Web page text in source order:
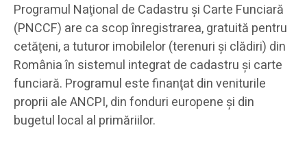
Programul Naţional de Cadastru şi Carte Funciară
(PNCCF) are ca scop înregistrarea, gratuită pentru
cetăţeni, a tuturor imobilelor (terenuri şi clădiri) din
România în sistemul integrat de cadastru şi carte
funciară. Programul este finanţat din veniturile
proprii ale ANCPI, din fonduri europene şi din
bugetul local al primăriilor.